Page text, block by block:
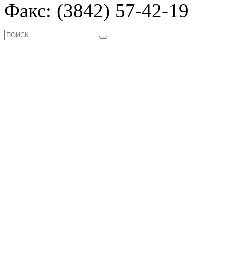
Факс: (3842) 57-42-19